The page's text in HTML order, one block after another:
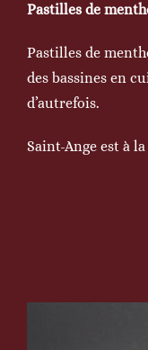
Pastilles de
Pastilles de
des bassines en
d’autrefois.
Saint-Ange est à